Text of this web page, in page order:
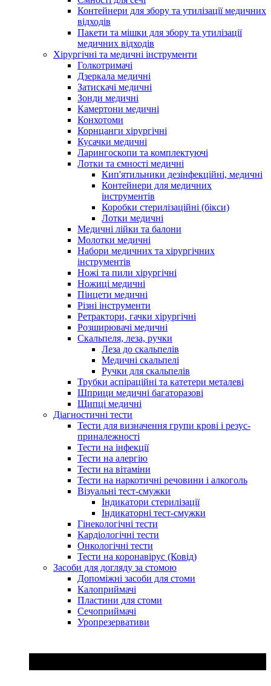
Контейнери для збору та утилізації медичних
відходів
Пакети та мішки для збору та утилізації
медичних відходів
Хірургічні та медичні інструменти
Голкотримачі
Дзеркала медичні
Затискачі медичні
Зонди медичні
Камертони медичні
Конхотоми
Корнцанги хірургічні
Кусачки медичні
Ларингоскопи та комплектуючі
Лотки та ємності медичні
Кип'ятильники дезінфекційні, медичні
Контейнери для медичних
інструментів
Коробки стерилізаційні (бікси)
Лотки медичні
Медичні лійки та балони
Молотки медичні
Набори медичних та хірургічних
інструментів
Ножі та пили хірургічні
Ножиці медичні
Пінцети медичні
Різні інструменти
Ретрактори, гачки хірургічні
Розширювачі медичні
Скальпеля, леза, ручки
Леза до скальпелів
Медичні скальпелі
Ручки для скальпелів
Трубки аспіраційні та катетери металеві
Шприци медичні багаторазові
Щипці медичні
Діагностичні тести
Тести для визначення групи крові і резус-
приналежності
Тести на інфекції
Тести на алергію
Тести на вітаміни
Тести на наркотичні речовини і алкоголь
Візуальні тест-смужки
Індикатори стерилізації
Індикаторні тест-смужки
Гінекологічні тести
Кардіологічні тести
Онкологічні тести
Тести на коронавірус (Ковід)
Засоби для догляду за стомою
Допоміжні засоби для стоми
Калоприймачі
Пластини для стоми
Сечоприймачі
Уропрезервативи